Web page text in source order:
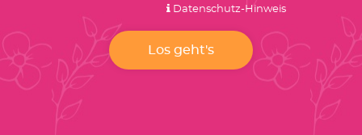
Datenschutz-Hinweis